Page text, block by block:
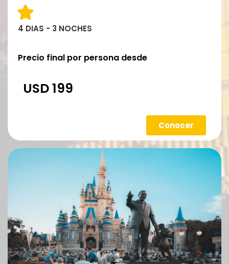
4 DIAS - 3 NOCHES
Precio final por persona desde
USD 199
Conocer